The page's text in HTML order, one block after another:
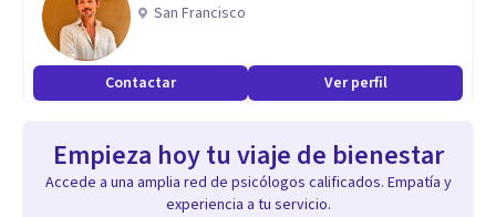
San Francisco
Contactar Ver perfil
Empieza hoy tu viaje de bienestar
Accede a una amplia red de psicólogos calificados. Empatía y
experiencia a tu servicio.